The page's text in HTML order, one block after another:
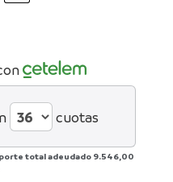
cuotas
total adeudado 9.546,00